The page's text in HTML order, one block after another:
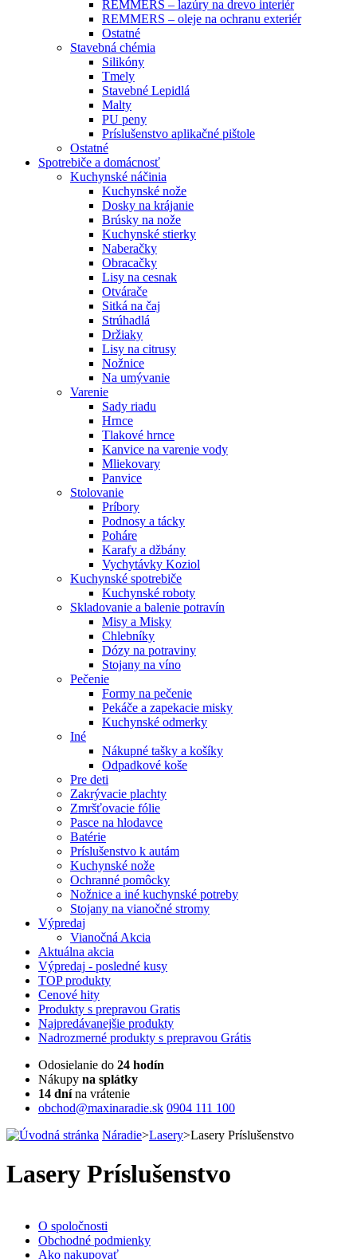
REMMERS – lazúry na drevo interiér
REMMERS – oleje na ochranu exteriér
Ostatné
Stavebná chémia
Silikóny
Tmely
Stavebné Lepidlá
Malty
PU peny
Príslušenstvo aplikačné pištole
Ostatné
Spotrebiče a domácnosť
Kuchynské náčinia
Kuchynské nože
Dosky na krájanie
Brúsky na nože
Kuchynské stierky
Naberačky
Obracačky
Lisy na cesnak
Otvárače
Sitká na čaj
Strúhadlá
Držiaky
Lisy na citrusy
Nožnice
Na umývanie
Varenie
Sady riadu
Hrnce
Tlakové hrnce
Kanvice na varenie vody
Mliekovary
Panvice
Stolovanie
Príbory
Podnosy a tácky
Poháre
Karafy a džbány
Vychytávky Koziol
Kuchynské spotrebiče
Kuchynské roboty
Skladovanie a balenie potravín
Misy a Misky
Chlebníky
Dózy na potraviny
Stojany na víno
Pečenie
Formy na pečenie
Pekáče a zapekacie misky
Kuchynské odmerky
Iné
Nákupné tašky a košíky
Odpadkové koše
Pre deti
Zakrývacie plachty
Zmršťovacie fólie
Pasce na hlodavce
Batérie
Príslušenstvo k autám
Kuchynské nože
Ochranné pomôcky
Nožnice a iné kuchynské potreby
Stojany na vianočné stromy
Výpredaj
Vianočná Akcia
Aktuálna akcia
Výpredaj - posledné kusy
TOPprodukty
Cenové hity
Produkty s prepravou Gratis
Najpredávanejšie produkty
Nadrozmerné produkty s prepravou Grátis
Odosielanie do 24 hodín
Nákupy na splátky
14 dnína vrátenie
obchod@maxinaradie.sk 0904 111 100
Náradie>Lasery>Lasery Príslušenstvo
Lasery Príslušenstvo
O spoločnosti
Obchodné podmienky
Ako nakupovať